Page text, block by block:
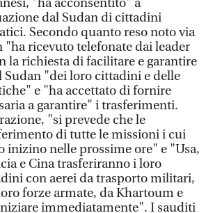
"ha acconsentito" a
dal Sudan di cittadini
Secondo quanto reso noto via
"ha ricevuto telefonate dai leader
la richiesta di facilitare e garantire
Sudan "dei loro cittadini e delle
e "ha accettato di fornire
a garantire" i trasferimenti.
"si prevede che le
di tutte le missioni i cui
inizino nelle prossime ore" e "Usa,
e Cina trasferiranno i loro
con aerei da trasporto militari,
forze armate, da Khartoum e
immediatamente". I sauditi